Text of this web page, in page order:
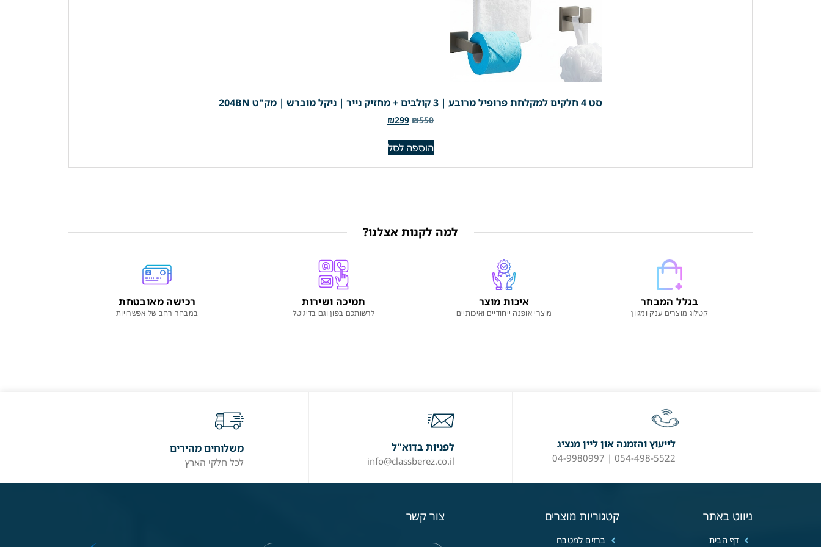
סט 4 חלקים למקלחת פרופיל מרובע | 3 קולבים + מחזיק נייר | ניקל מוברש | מק"ט 204BN
₪550
₪299
הוספה לסל
למה לקנות אצלנו?
בגלל המבחר
קטלוג מוצרים ענק ומגוון
איכות מוצר
מוצרי אופנה ייחודיים ואיכותיים
תמיכה ושירות
לרשותכם בפון וגם בדיגיטל
רכישה מאובטחת
במבחר רחב של אפשרויות
לייעוץ והזמנה און ליין מנציג
054-498-5522 | 04-9980997
לפניות בדוא"ל
info@classberez.co.il
משלוחים מהירים
לכל חלקי הארץ
ניווט באתר
דף הבית
קטגוריות מוצרים
ברזים למטבח
צור קשר